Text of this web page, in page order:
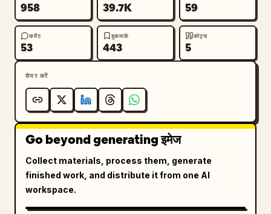
958 39.7K 59
कमेंट
53
बुकमार्क
443
कोट्स
5
शेयर करें
Go beyond generating इमेज
Collect materials, process them, generate
finished work, and distribute it from one AI
workspace.